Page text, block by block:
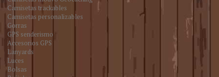
Camisetas trackables
Camisetas personalizables
Gorras
GPS senderismo
Accesorios GPS
Lanyards
Luces
Bolsas